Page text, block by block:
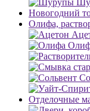
Новогодний
Олифа,
Отделочные